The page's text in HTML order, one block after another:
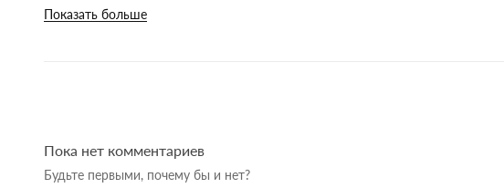
Передние колеса с фиксатором.
Размер коляски в сложенном виде (ДхШхВ): 54.5x39x61 см.
Размер спального места (ДхШ): 84х32 см.
Поворотность колес:
Гарантия:
Показать больше
Пока нет комментариев
Будьте первыми, почему бы и нет?